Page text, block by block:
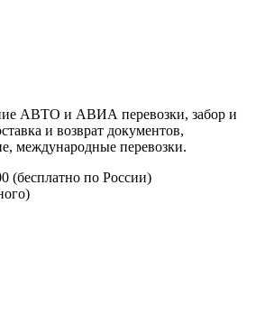
АВТО и АВИА перевозки, забор и
и возврат документов,
международные перевозки.
(бесплатно по России)